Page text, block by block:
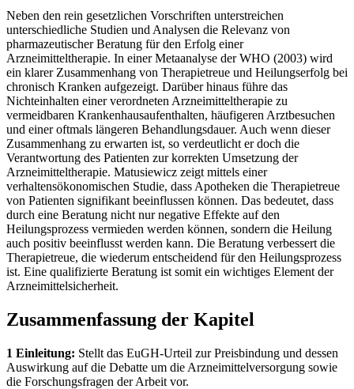
Neben den rein gesetzlichen Vorschriften unterstreichen
unterschiedliche Studien und Analysen die Relevanz von
pharmazeutischer Beratung für den Erfolg einer
Arzneimitteltherapie. In einer Metaanalyse der WHO (2003) wird
ein klarer Zusammenhang von Therapietreue und Heilungserfolg bei
chronisch Kranken aufgezeigt. Darüber hinaus führe das
Nichteinhalten einer verordneten Arzneimitteltherapie zu
vermeidbaren Krankenhausaufenthalten, häufigeren Arztbesuchen
und einer oftmals längeren Behandlungsdauer. Auch wenn dieser
Zusammenhang zu erwarten ist, so verdeutlicht er doch die
Verantwortung des Patienten zur korrekten Umsetzung der
Arzneimitteltherapie. Matusiewicz zeigt mittels einer
verhaltensökonomischen Studie, dass Apotheken die Therapietreue
von Patienten signifikant beeinflussen können. Das bedeutet, dass
durch eine Beratung nicht nur negative Effekte auf den
Heilungsprozess vermieden werden können, sondern die Heilung
auch positiv beeinflusst werden kann. Die Beratung verbessert die
Therapietreue, die wiederum entscheidend für den Heilungsprozess
ist. Eine qualifizierte Beratung ist somit ein wichtiges Element der
Arzneimittelsicherheit.
Zusammenfassung der Kapitel
1 Einleitung: Stellt das EuGH-Urteil zur Preisbindung und dessen
Auswirkung auf die Debatte um die Arzneimittelversorgung sowie
die Forschungsfragen der Arbeit vor.